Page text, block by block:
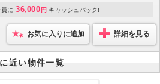
に 36,000 円 キャッシュバック!
お気に入りに追加 詳細を見る
近い物件一覧